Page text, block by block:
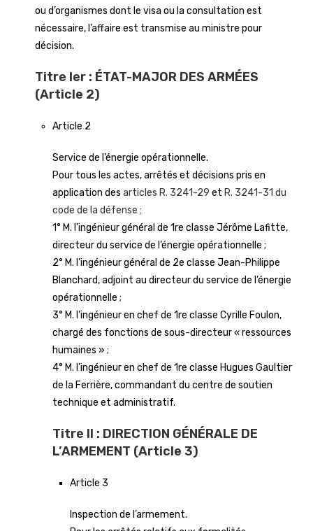
ou d’organismes dont le visa ou la consultation est
nécessaire, l’affaire est transmise au ministre pour
décision.
Titre Ier : ÉTAT-MAJOR DES ARMÉES
(Article 2)
Article 2
Service de l’énergie opérationnelle.
Pour tous les actes, arrêtés et décisions pris en
application des articles R. 3241-29 et R. 3241-31 du
code de la défense :
1° M. l’ingénieur général de 1re classe Jérôme Lafitte,
directeur du service de l’énergie opérationnelle ;
2° M. l’ingénieur général de 2e classe Jean-Philippe
Blanchard, adjoint au directeur du service de l’énergie
opérationnelle ;
3° M. l’ingénieur en chef de 1re classe Cyrille Foulon,
chargé des fonctions de sous-directeur « ressources
humaines » ;
4° M. l’ingénieur en chef de 1re classe Hugues Gaultier
de la Ferrière, commandant du centre de soutien
technique et administratif.
Titre II : DIRECTION GÉNÉRALE DE
L’ARMEMENT (Article 3)
Article 3
Inspection de l’armement.